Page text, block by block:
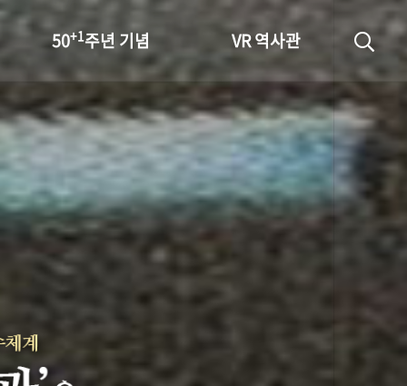
50+1주년 기념
성과 50선
숫자로 보는 50년
주년 광장
세계와 함께 한 KIHASA
VR 역사관